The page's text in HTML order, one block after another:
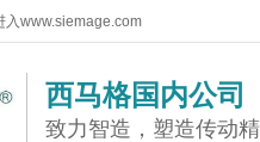
入www.siemage.com
西马格国内公司
致力智造，塑造传动